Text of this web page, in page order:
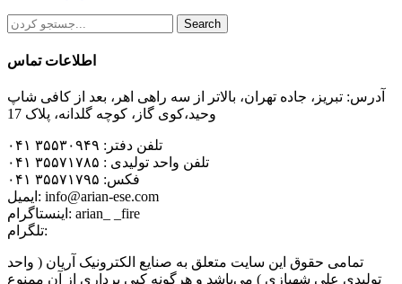
Search
اطلاعات تماس
آدرس: تبریز، جاده تهران، بالاتر از سه راهی اهر، بعد از کافی شاپ
وحید،کوی گاز، کوچه گلدانه، پلاک 17
تلفن دفتر: ۳۵۵۳۰۹۴۹ ۰۴۱
تلفن واحد تولیدی : ۳۵۵۷۱۷۸۵ ۰۴۱
فکس: ۳۵۵۷۱۷۹۵ ۰۴۱
ایمیل: info@arian-ese.com
اینستاگرام: arian_ _fire
تلگرام:
تمامی حقوق این سایت متعلق به صنایع الکترونیک آریان ( واحد
تولیدی علی شهبازی ) می‌باشد و هرگونه کپی برداری از آن ممنوع